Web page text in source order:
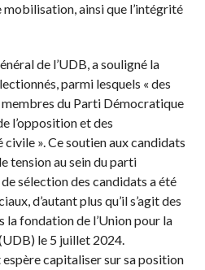
ainsi que l’intégrité
de l’UDB, a souligné la
parmi lesquels « des
membres du Parti Démocratique
l’opposition et des
». Ce soutien aux candidats
tension au sein du parti
sélection des candidats a été
d’autant plus qu’il s’agit des
fondation de l’Union pour la
le 5 juillet 2024.
capitaliser sur sa position